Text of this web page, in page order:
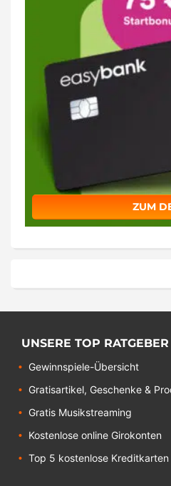
ZUM
UNSERE TOP RATGEBER
Gewinnspiele-Übersicht
Gratisartikel, Geschenke &
Gratis Musikstreaming
Kostenlose online Girokonten
Top 5 kostenlose Kreditkarten